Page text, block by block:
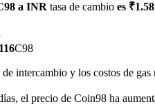
acciones, divisas, metales
a INR tasa de cambio es
C98
intercambio y los costos de
el precio de Coin98 ha